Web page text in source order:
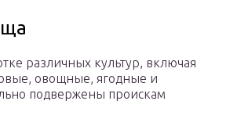
различных культур, включая
овощные, ягодные и
подвержены проискам